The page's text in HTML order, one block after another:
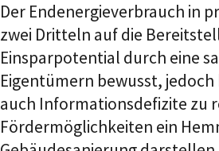
Der Endenergieverbrauch in
zwei Dritteln auf die
Einsparpotential durch eine
Eigentümern bewusst,
auch Informationsdefizite zu
Fördermöglichkeiten ein